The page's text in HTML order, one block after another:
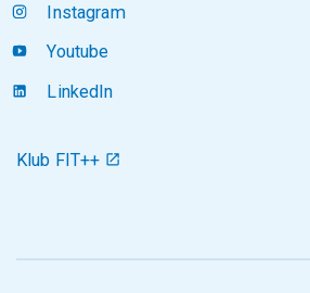
Instagram
Youtube
LinkedIn
Klub FIT++